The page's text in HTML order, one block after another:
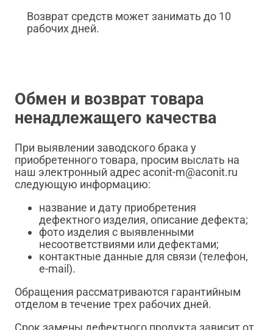
Возврат средств может занимать до 10
рабочих дней.
Обмен и возврат товара
ненадлежащего качества
При выявлении заводского брака у
приобретенного товара, просим выслать на
наш электронный адрес aconit-m@aconit.ru
следующую информацию:
название и дату приобретения
дефектного изделия, описание дефекта;
фото изделия с выявленными
несоответствиями или дефектами;
контактные данные для связи (телефон,
e-mail).
Обращения рассматриваются гарантийным
отделом в течение трех рабочих дней.
Срок замены дефектного продукта зависит от